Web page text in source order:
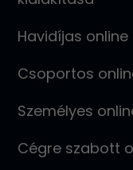
Havidíjas
Csoportos
Személyes
Cégre szabott